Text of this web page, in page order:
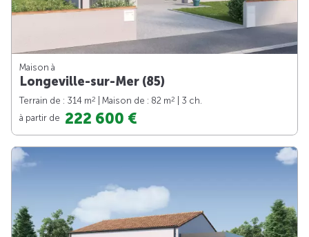
Maison à
Longeville-sur-Mer (85)
Terrain de : 314 m2 | Maison de : 82 m2
| 3 ch.
à partir de 222 600 €